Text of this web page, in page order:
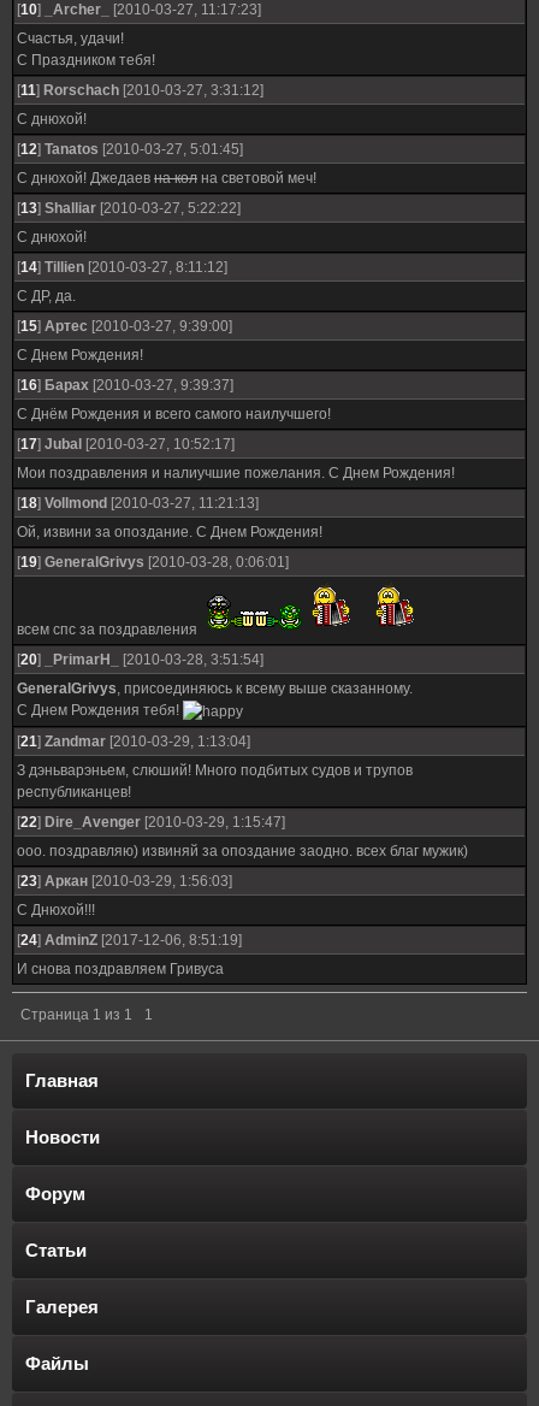
[10] _Archer_
[2010-03-27, 11:17:23]
Счастья, удачи!
С Праздником тебя!
[11] Rorschach [2010-03-27, 3:31:12]
С днюхой!
[12] Tanatos [2010-03-27, 5:01:45]
С днюхой! Джедаев на кол на световой меч!
[13] Shalliar [2010-03-27, 5:22:22]
С днюхой!
[14] Tillien [2010-03-27, 8:11:12]
С ДР, да.
[15] Аpтeс [2010-03-27, 9:39:00]
С Днем Рождения!
[16] Барах [2010-03-27, 9:39:37]
С Днём Рождения и всего самого наилучшего!
[17] Jubal [2010-03-27, 10:52:17]
Мои поздравления и налиучшие пожелания. С Днем Рождения!
[18] Vollmond [2010-03-27, 11:21:13]
Ой, извини за опоздание. С Днем Рождения!
[19] GeneralGrivys [2010-03-28, 0:06:01]
всем спс за поздравления
[20] _PrimarH_
[2010-03-28, 3:51:54]
GeneralGrivys, присоединяюсь к всему выше сказанному.
С Днем Рождения тебя!
[21] Zandmar [2010-03-29, 1:13:04]
З дэньварэньем, слюший! Много подбитых судов и трупов
республиканцев!
[22] Dire_Avenger [2010-03-29, 1:15:47]
ооо. поздравляю) извиняй за опоздание заодно. всех благ мужик)
[23] Аркан [2010-03-29, 1:56:03]
С Днюхой!!!
[24] AdminZ [2017-12-06, 8:51:19]
И снова поздравляем Гривуса
Страница 1 из 1 1
Главная
Новости
Форум
Статьи
Галерея
Файлы